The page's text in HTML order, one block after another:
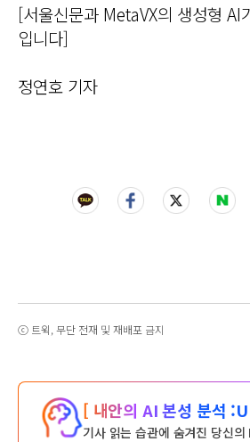
[서울신문과 MetaVX의 생성형 AI
입니다]
정연호 기자
ⓒ 트윅, 무단 전재 및 재배포 금지
[ 내안의 AI 본성 분석 :
기사 읽는 습관에 숨겨진 당신